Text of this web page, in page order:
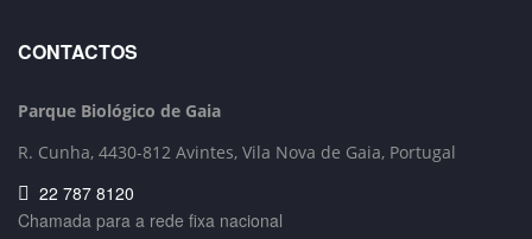
CONTACTOS
Parque Biológico de Gaia
R. Cunha, 4430-812 Avintes, Vila Nova de Gaia, Portugal
22 787 8120
Chamada para a rede fixa nacional